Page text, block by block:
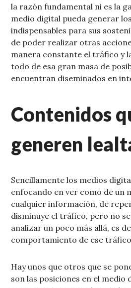
la razón fundamental ni es la
medio digital pueda generar
indispensables para sus
de poder realizar otras
manera constante el tráfico y
todo de esa gran masa de
encuentran diseminados en
Contenidos
generen
Sencillamente los medios
enfocando en ver como de un
cualquier información, de
disminuye el tráfico, pero no
analizar un poco más allá, es
comportamiento de ese
Hay unos que otros que se
son las posiciones en el medio